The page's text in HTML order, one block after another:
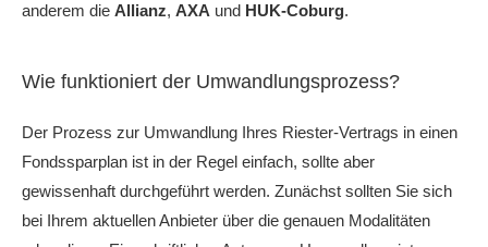
anderem die Allianz, AXA und HUK-Coburg.
Wie funktioniert der Umwandlungsprozess?
Der Prozess zur Umwandlung Ihres Riester-Vertrags in einen
Fondssparplan ist in der Regel einfach, sollte aber
gewissenhaft durchgeführt werden. Zunächst sollten Sie sich
bei Ihrem aktuellen Anbieter über die genauen Modalitäten